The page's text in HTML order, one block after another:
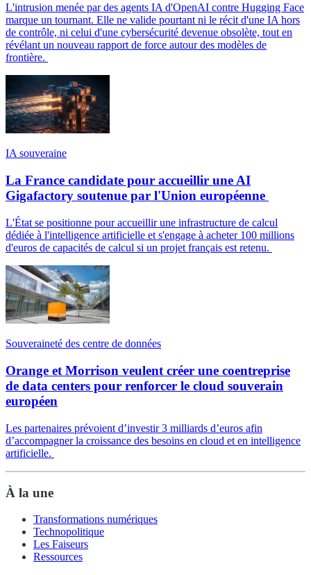
L'intrusion menée par des agents IA d'OpenAI contre Hugging Face
marque un tournant. Elle ne valide pourtant ni le récit d'une IA hors
de contrôle, ni celui d'une cybersécurité devenue obsolète, tout en
révélant un nouveau rapport de force autour des modèles de
frontière.
IA souveraine
La France candidate pour accueillir une AI
Gigafactory soutenue par l'Union européenne
L'État se positionne pour accueillir une infrastructure de calcul
dédiée à l'intelligence artificielle et s'engage à acheter 100 millions
d'euros de capacités de calcul si un projet français est retenu.
Souveraineté des centre de données
Orange et Morrison veulent créer une coentreprise
de data centers pour renforcer le cloud souverain
européen
Les partenaires prévoient d’investir 3 milliards d’euros afin
d’accompagner la croissance des besoins en cloud et en intelligence
artificielle.
À la une
Transformations numériques
Technopolitique
Les Faiseurs
Ressources